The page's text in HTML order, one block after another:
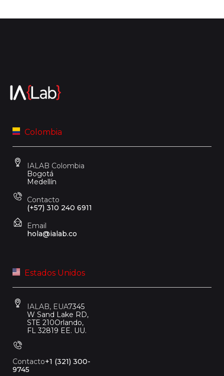
Colombia
IALAB Colombia
Bogotá
Medellín
Contacto
(+57) 310 240 6911
Email
hola@ialab.co
Estados Unidos
IALAB, EUA7345
W Sand Lake RD,
STE 210Orlando,
FL 32819 EE. UU.
Contacto+1 (321) 300-
9745